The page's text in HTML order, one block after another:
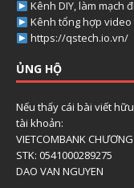
Kênh DIY, làm mạch
Kênh tổng hợp
https://qstech.io.vn/
ỦNG HỘ
Nếu thấy cái bài viết
tài khoản:
VIETCOMBANK
STK: 0541000289275
DAO VAN NGUYEN